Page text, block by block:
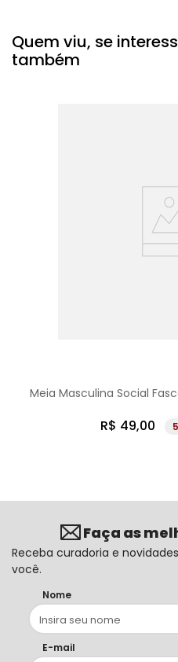
Quem viu, se
também
Meia Masculina Social
R$ 49,00
Faça as
Receba curadoria e
você.
Nome
E-mail